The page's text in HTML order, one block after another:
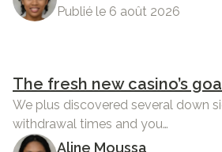
Publié le 6 août 2026
The fresh new casino’s
We plus discovered several down
withdrawal times and you…
Aline Moussa